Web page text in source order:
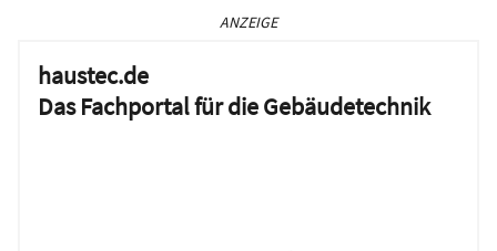
ANZEIGE
haustec.de
Das Fachportal für die Gebäudetechnik